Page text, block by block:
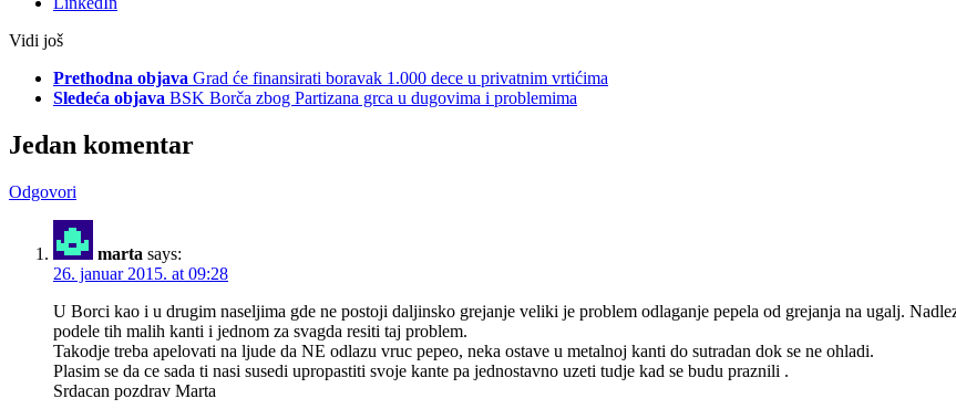
Vidi još
Prethodna objava Grad će finansirati boravak 1.000 dece u privatnim vrtićima
Sledeća objava BSK Borča zbog Partizana grca u dugovima i problemima
Jedan komentar
Odgovori
marta says:
26. januar 2015. at 09:28
U Borci kao i u drugim naseljima gde ne postoji daljinsko grejanje veliki je problem odlaganje pepela od grejanja na ugalj.
podele tih malih kanti i jednom za svagda resiti taj problem.
Takodje treba apelovati na ljude da NE odlazu vruc pepeo, neka ostave u metalnoj kanti do sutradan dok se ne ohladi.
Plasim se da ce sada ti nasi susedi upropastiti svoje kante pa jednostavno uzeti tudje kad se budu praznili .
Srdacan pozdrav Marta